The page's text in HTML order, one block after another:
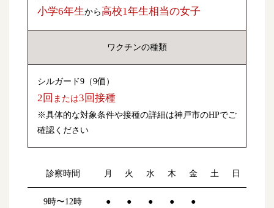
小学6年生から高校1年生相当の女子
ワクチンの種類
シルガード9（9価）
2回 または3回接種
※具体的な対象条件や接種の詳細は神戸市のHPでご
確認ください
診察時間 月 火 水 木 金 土 日
9時〜12時 ● ● ● ● ●